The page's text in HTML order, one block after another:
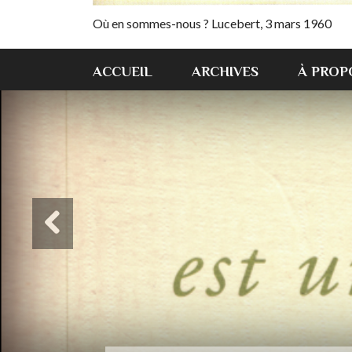
Où en sommes-nous ? Lucebert, 3 mars 1960
ACCUEIL ARCHIVES À